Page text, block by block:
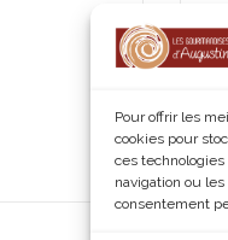
Pour offrir les
cookies pour
ces
navigation ou
consentement